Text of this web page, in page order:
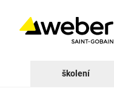
školení